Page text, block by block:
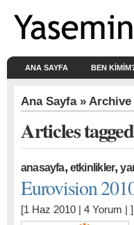
ANA SAYFA BEN
Ana Sayfa» Archive
Articles
anasayfa, etkinlikler,
Eurovision
[1 Haz 2010 | 4 Yorum | ]